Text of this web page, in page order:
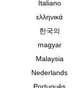
Italiano
ελληνικά
한국의
magyar
Malaysia
Nederlands